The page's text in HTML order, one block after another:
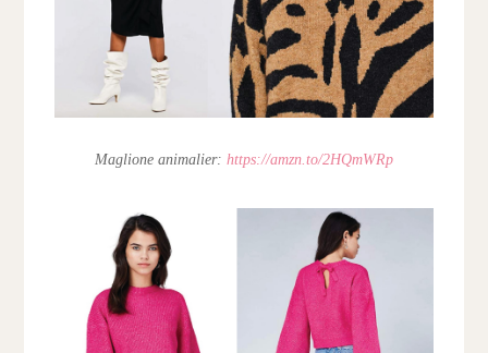
Maglione animalier: https://amzn.to/2HQmWRp